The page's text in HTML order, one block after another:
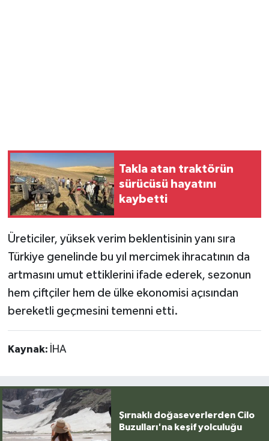
Takla atan traktörün
sürücüsü hayatını
kaybetti
Üreticiler, yüksek verim beklentisinin yanı sıra
Türkiye genelinde bu yıl mercimek ihracatının da
artmasını umut ettiklerini ifade ederek, sezonun
hem çiftçiler hem de ülke ekonomisi açısından
bereketli geçmesini temenni etti.
Kaynak: İHA
Şırnaklı doğaseverlerden Cilo
Buzulları'na keşif yolculuğu